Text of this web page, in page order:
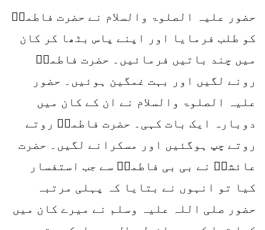
حضور علیہ الصلوۃ والسلام نے حضرت فاطمہؓ
کو طلب فرمایا اور اپنے پاس بٹھا کر کان
میں چند باتیں فرمائیں۔ حضرت فاطمہؓ
رونے لگیں اور بہت غمگین ہوئیں۔ حضور
علیہ الصلوۃ والسلام نے ان کے کان میں
دوبارہ ایک بات کہی۔ حضرت فاطمہؓ روتے
روتے چپ ہوگئیں اور مسکرانے لگیں۔ حضرت
عائشہؓ نے بی بی فاطمہؓ سے جب استفسار
کیا تو انہوں نے بتایا کہ پہلی مرتبہ
حضور صلی اللہ علیہ وسلم نے میرے کان میں